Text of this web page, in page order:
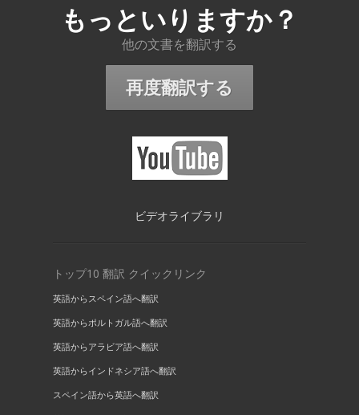
もっといりますか？
他の文書を翻訳する
再度翻訳する
ビデオライブラリ
トップ10 翻訳 クイックリンク
英語からスペイン語へ翻訳
英語からポルトガル語へ翻訳
英語からアラビア語へ翻訳
英語からインドネシア語へ翻訳
スペイン語から英語へ翻訳